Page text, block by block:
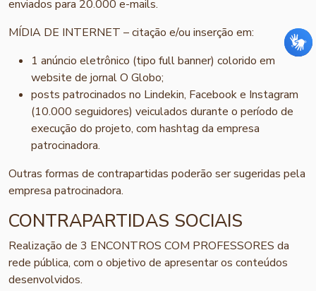
enviados para 20.000 e-mails.
MÍDIA DE INTERNET – citação e/ou inserção em:
1 anúncio eletrônico (tipo full banner) colorido em
website de jornal O Globo;
posts patrocinados no Lindekin, Facebook e Instagram
(10.000 seguidores) veiculados durante o período de
execução do projeto, com hashtag da empresa
patrocinadora.
Outras formas de contrapartidas poderão ser sugeridas pela
empresa patrocinadora.
CONTRAPARTIDAS SOCIAIS
Realização de 3 ENCONTROS COM PROFESSORES da
rede pública, com o objetivo de apresentar os conteúdos
desenvolvidos.